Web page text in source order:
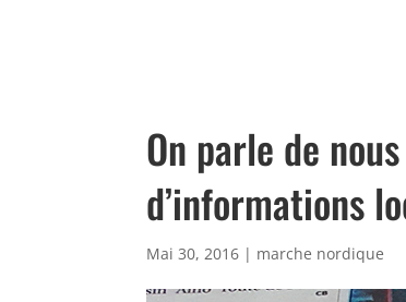
On parle de
d’informations
Mai 30, 2016 | marche nordique